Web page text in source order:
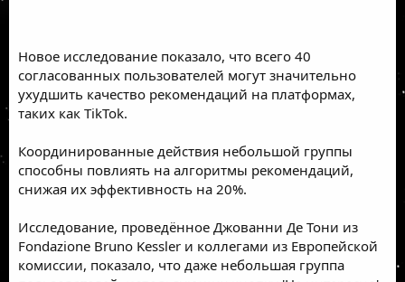
Новое исследование показало, что всего 40
согласованных пользователей могут значительно
ухудшить качество рекомендаций на платформах,
таких как TikTok.
Координированные действия небольшой группы
способны повлиять на алгоритмы рекомендаций,
снижая их эффективность на 20%.
Исследование, проведённое Джованни Де Тони из
Fondazione Bruno Kessler и коллегами из Европейской
комиссии, показало, что даже небольшая группа